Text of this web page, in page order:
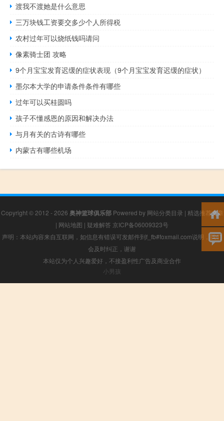
渡我不渡她是什么意思
三万块钱工资要交多少个人所得税
农村过年可以烧纸钱吗请问
像素骑士团 攻略
9个月宝宝发育迟缓的症状表现（9个月宝宝发育迟缓的症状）
墨尔本大学的申请条件条件有哪些
过年可以买桂圆吗
孩子不懂感恩的原因和解决办法
与月有关的古诗有哪些
内蒙古有哪些机场
Copyright © 2012 - 2026 奥神篮球俱乐部Powered by 网站分类目录 | 精选推荐文章
| 网站地图 | 疑难解答 京ICP备06009323号
声明：本站内容来自互联网，如信息有错误可发邮件到f_fb#foxmail.com说明，我们
会及时纠正，谢谢
本站仅为个人兴趣爱好，不接盈利性广告及商业合作
小男孩